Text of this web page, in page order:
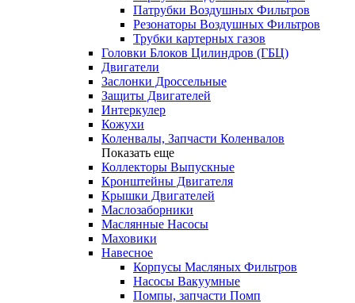
Патрубки Воздушных Фильтров
Резонаторы Воздушных Фильтров
Трубки картерных газов
Головки Блоков Цилиндров (ГБЦ)
Двигатели
Заслонки Дроссельные
Защиты Двигателей
Интеркулер
Кожухи
Коленвалы, Запчасти Коленвалов
Показать еще
Коллекторы Выпускные
Кронштейны Двигателя
Крышки Двигателей
Маслозаборники
Маслянные Насосы
Маховики
Навесное
Корпусы Масляных Фильтров
Насосы Вакуумные
Помпы, запчасти Помп